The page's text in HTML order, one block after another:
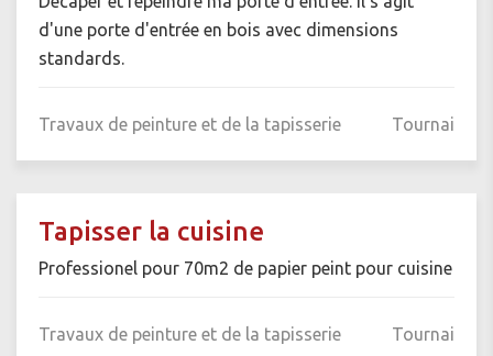
d'une porte d'entrée en bois avec dimensions
standards.
Travaux de peinture et de la tapisserie Tournai
Tapisser la cuisine
Professionel pour 70m2 de papier peint pour cuisine
Travaux de peinture et de la tapisserie Tournai